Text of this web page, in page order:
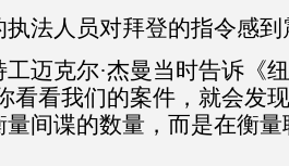
法人员对拜登的指令感到
迈克尔·杰曼当时告诉《
看看我们的案件，就会发
间谍的数量，而是在衡